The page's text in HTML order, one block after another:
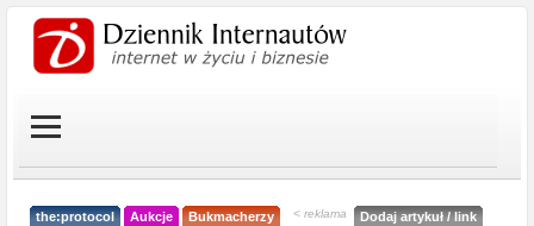
the:protocol Aukcje Bukmacherzy < reklama Dodaj artykuł / link